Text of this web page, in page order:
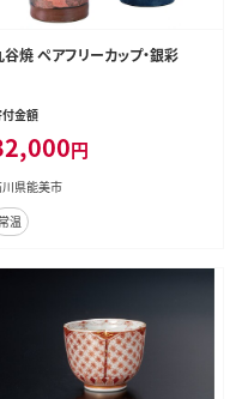
谷焼 ペアフリーカップ・銀彩
金額
円
県能美市
温